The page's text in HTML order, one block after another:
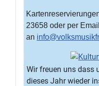
23658 oder per Email
an
Wir freuen uns dass
dieses Jahr wieder